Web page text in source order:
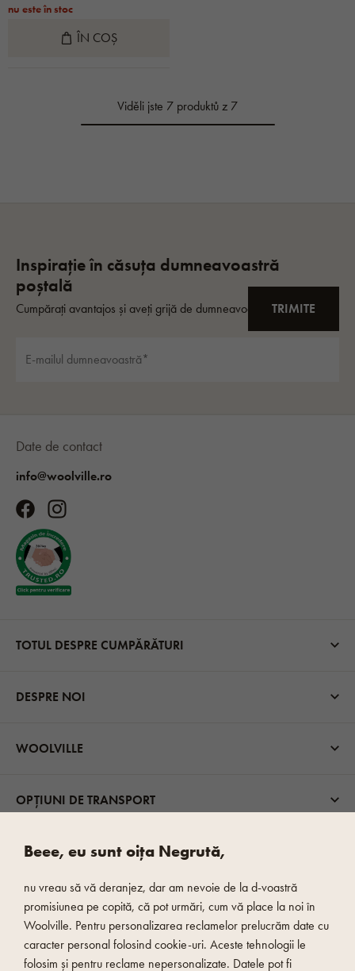
nu este în stoc
ÎN COȘ
Viděli jste 7 produktů z 7
Date de contact
info@woolville.ro
TOTUL DESPRE CUMPĂRĂTURI
DESPRE NOI
WOOLVILLE
OPȚIUNI DE TRANSPORT
PLATĂ RAPIDĂ ȘI SIGURĂ
Beee, eu sunt oița Negrută,
nu vreau să vă deranjez, dar am nevoie de la d-voastră
promisiunea pe copită, că pot urmări, cum vă place la noi în
Woolville. Pentru personalizarea reclamelor prelucrăm date cu
caracter personal folosind cookie-uri. Aceste tehnologii le
folosim și pentru reclame nepersonalizate. Datele pot fi